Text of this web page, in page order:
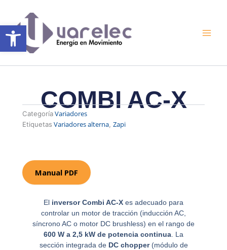
Abrir barra de herramientas
contenido
COMBI AC-X
Categoría Variadores
Etiquetas Variadores alterna ,Zapi
Manual PDF
El inversor Combi AC-X es adecuado para
controlar un motor de tracción (inducción AC,
síncrono AC o motor DC brushless) en el rango de
600 W a 2,5 kW de potencia continua. La
sección integrada de DC chopper(módulo de